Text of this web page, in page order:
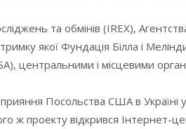
та обмінів (IREX),
якої Фундація Білла і
центральними і місцевими
Посольства США в Україні
ж проекту відкрився Інтернет-